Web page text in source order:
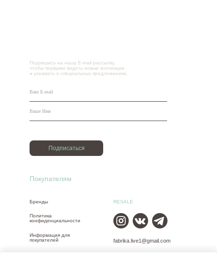
Бренды
Подпишись на нашу E-mail рассылку,
чтобы первыми видеть новые коллекции
и узнавать о специальных предложениях.
Информация для
покупателей
Политика
конфиденциальности
RESALE
Покупателям
fabrika.live1@gmail.com
Подписаться